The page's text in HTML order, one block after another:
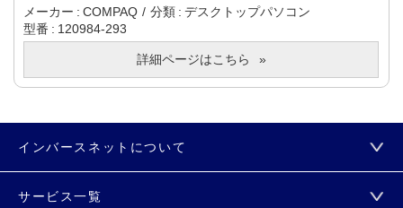
メーカー COMPAQ 分類
デスクトップパソコン
型番
120984-293
詳細ページはこちら
インバースネットについて
サービス一覧